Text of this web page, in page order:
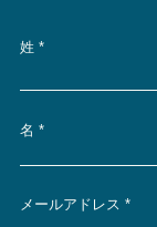
姓
名
メールアドレス